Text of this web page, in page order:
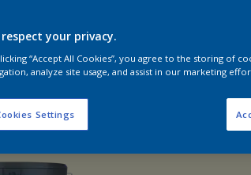
respect your privacy.
“Accept All Cookies”, you agree to the storing of
analyze site usage, and assist in our marketing
Settings